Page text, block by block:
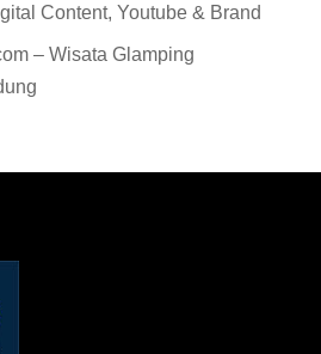
Content, Youtube & Brand
– Wisata Glamping